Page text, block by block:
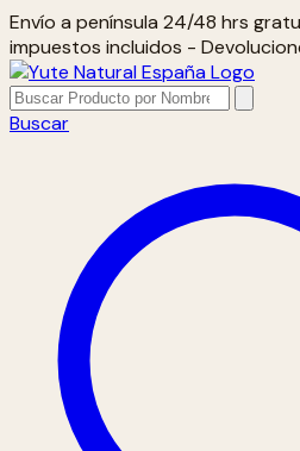
Envío a península 24/48 hrs
impuestos incluidos -
Buscar